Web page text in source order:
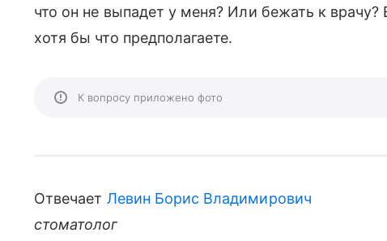
что он не выпадет у меня? Или бежать к врачу?
хотя бы что предполагаете.
К вопросу приложено фото
Отвечает Левин Борис Владимирович
стоматолог